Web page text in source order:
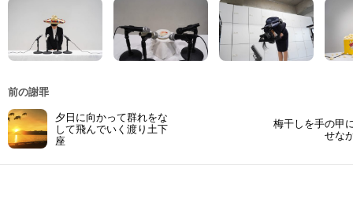
前の謝罪
夕日に向かって群れをな
して飛んでいく渡り土下
座
梅干しを手の甲
せな